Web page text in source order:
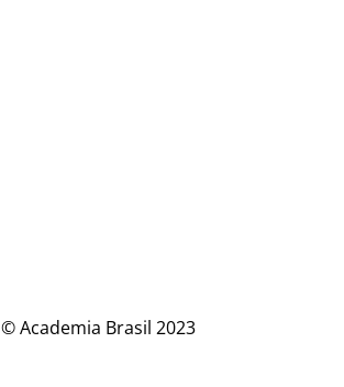
© Academia Brasil 2023